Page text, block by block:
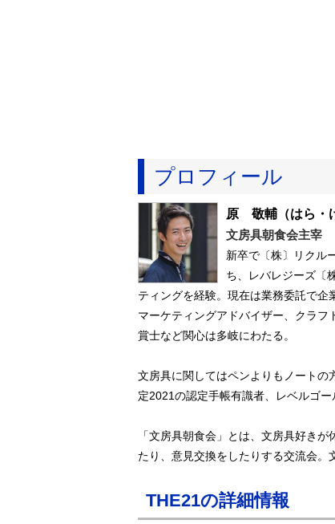
プロフィール
原 敬輔 （はら・
文房具朝食会主宰
新卒で〔株〕リクル
ち、レバレジーズ〔
ティングを経験。現在は業務委託で
マーケティングアドバイザー、クラフ
賞士など関心は多岐にわたる。
文房具に関してはペンよりもノートの
定2021の認定手帳有識者、レベルゴー
「文房具朝食会」とは、文房具好き
たり、意見交換をしたりする交流会。
THE21の詳細情報